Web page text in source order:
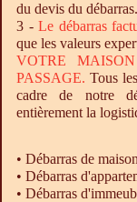
du devis du débarras.
3 -Le débarras
que les valeurs
VOTRE
PASSAGE. Tous
cadre de notre
entièrement la
• Débarras de maison
• Débarras
• Débarras